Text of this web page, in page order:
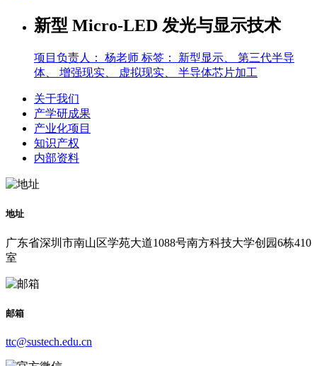
新型 Micro-LED 发光与显示技术
项目负责人： 杨老师 标签： 新型显示、 第三代半导
体、 增强现实、 虚拟现实、 半导体芯片加工
关于我们
产学研成果
产业化项目
知识产权
内部资料
地址
广东省深圳市南山区学苑大道1088号南方科技大学创园6栋410
室
邮箱
ttc@sustech.edu.cn